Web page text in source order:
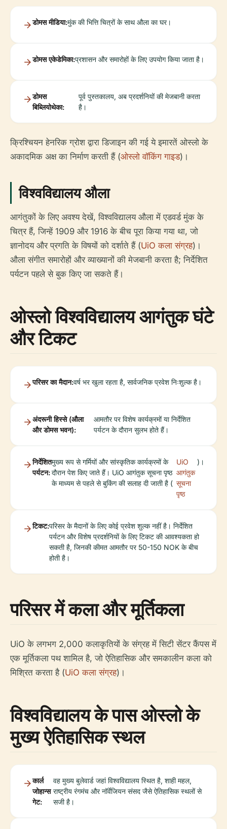
डोमस मीडिया:मुंक की भित्ति चित्रों के साथ औला का घर।
डोमस एकेडेमिका:प्रशासन और समारोहों के लिए उपयोग किया जाता है।
डोमस
बिब्लियोथेका:
पूर्व पुस्तकालय, अब प्रदर्शनियों की मेजबानी करता
है।
क्रिश्चियन हेनरिक ग्रोश द्वारा डिजाइन की गई ये इमारतें ओस्लो के
अकादमिक अक्ष का निर्माण करती हैं (ओस्लो वॉकिंग गाइड)।
विश्वविद्यालय औला
आगंतुकों के लिए अवश्य देखें, विश्वविद्यालय औला में एडवर्ड मुंक के
चित्र हैं, जिन्हें 1909 और 1916 के बीच पूरा किया गया था, जो
ज्ञानोदय और प्रगति के विषयों को दर्शाते हैं (UiO कला संग्रह)।
औला संगीत समारोहों और व्याख्यानों की मेजबानी करता है; निर्देशित
पर्यटन पहले से बुक किए जा सकते हैं।
ओस्लो विश्वविद्यालय आगंतुक घंटे
और टिकट
परिसर का मैदान:वर्ष भर खुला रहता है, सार्वजनिक प्रवेश निःशुल्क है।
अंदरूनी हिस्से (औला
और डोमस भवन):
आमतौर पर विशेष कार्यक्रमों या निर्देशित
पर्यटन के दौरान सुलभ होते हैं।
निर्देशित
पर्यटन:
मुख्य रूप से गर्मियों और सांस्कृतिक कार्यक्रमों के
दौरान पेश किए जाते हैं। UiO आगंतुक सूचना पृष्ठ
के माध्यम से पहले से बुकिंग की सलाह दी जाती है (
UiO
आगंतुक
सूचना
पृष्ठ
)।
टिकट:परिसर के मैदानों के लिए कोई प्रवेश शुल्क नहीं है। निर्देशित
पर्यटन और विशेष प्रदर्शनियों के लिए टिकट की आवश्यकता हो
सकती है, जिनकी कीमत आमतौर पर 50-150 NOK के बीच
होती है।
परिसर में कला और मूर्तिकला
UiO के लगभग 2,000 कलाकृतियों के संग्रह में सिटी सेंटर कैंपस में
एक मूर्तिकला पथ शामिल है, जो ऐतिहासिक और समकालीन कला को
मिश्रित करता है (UiO कला संग्रह)।
विश्वविद्यालय के पास ओस्लो के
मुख्य ऐतिहासिक स्थल
कार्ल
जोहान्स
गेट:
वह मुख्य बुलेवार्ड जहां विश्वविद्यालय स्थित है, शाही महल,
राष्ट्रीय रंगमंच और नॉर्वेजियन संसद जैसे ऐतिहासिक स्थलों से
सजी है।